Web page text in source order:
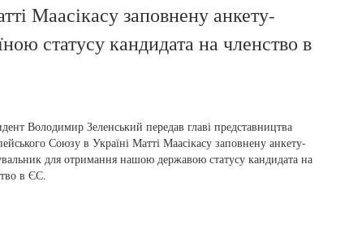
Маасікасу заповнену анкету-
статусу кандидата на членство в
Володимир Зеленський передав главі представництва
Союзу в Україні Матті Маасікасу заповнену анкету-
для отримання нашою державою статусу кандидата на
в ЄС.